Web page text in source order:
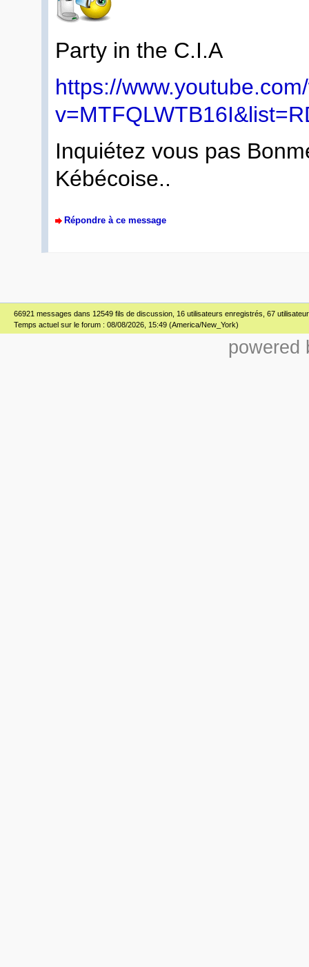
Party in the C.I.A
https://
Inquiétez vous pas
Kébécoise..
Répondre à ce message
66921 messages dans 12549 fils de discussion, 16 utilisateurs enregistrés, 67
Temps actuel sur le forum : 08/08/2026, 15:49 (America/New_York)
powered